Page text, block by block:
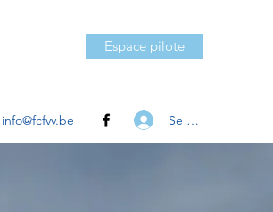
Espace pilote
info@fcfvv.be Se connecter